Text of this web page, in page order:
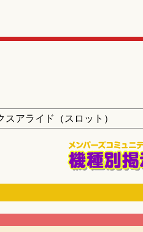
スアライド（スロット）